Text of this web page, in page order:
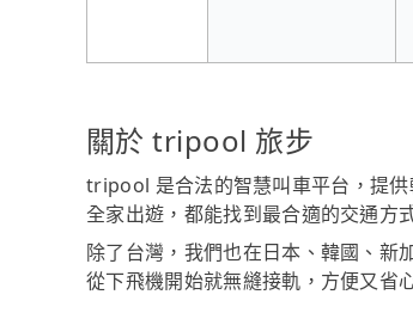
關於 tripool 旅步
tripool 是合法的智慧叫車平台，提
全家出遊，都能找到最合適的交通方
除了台灣，我們也在日本、韓國、新
從下飛機開始就無縫接軌，方便又省